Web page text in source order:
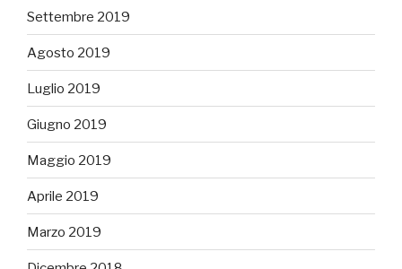
Settembre 2019
Agosto 2019
Luglio 2019
Giugno 2019
Maggio 2019
Aprile 2019
Marzo 2019